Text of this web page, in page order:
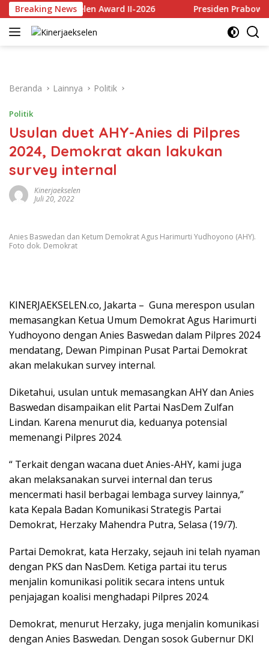
Langsung
ke
konten
Breaking News
Ekselen Award II-2026 Presiden Prabowo
Beranda Lainnya Politik
Politik
Usulan duet AHY-Anies di Pilpres
2024, Demokrat akan lakukan
survey internal
Kinerjaekselen
Juli 20, 2022
Anies Baswedan dan Ketum Demokrat Agus Harimurti Yudhoyono (AHY).
Foto dok. Demokrat
KINERJAEKSELEN.co, Jakarta – Guna merespon usulan
memasangkan Ketua Umum Demokrat Agus Harimurti
Yudhoyono dengan Anies Baswedan dalam Pilpres 2024
mendatang, Dewan Pimpinan Pusat Partai Demokrat
akan melakukan survey internal.
Diketahui, usulan untuk memasangkan AHY dan Anies
Baswedan disampaikan elit Partai NasDem Zulfan
Lindan. Karena menurut dia, keduanya potensial
memenangi Pilpres 2024.
“ Terkait dengan wacana duet Anies-AHY, kami juga
akan melaksanakan survei internal dan terus
mencermati hasil berbagai lembaga survey lainnya,”
kata Kepala Badan Komunikasi Strategis Partai
Demokrat, Herzaky Mahendra Putra, Selasa (19/7).
Partai Demokrat, kata Herzaky, sejauh ini telah nyaman
dengan PKS dan NasDem. Ketiga partai itu terus
menjalin komunikasi politik secara intens untuk
penjajagan koalisi menghadapi Pilpres 2024.
Demokrat, menurut Herzaky, juga menjalin komunikasi
dengan Anies Baswedan. Dengan sosok Gubernur DKI